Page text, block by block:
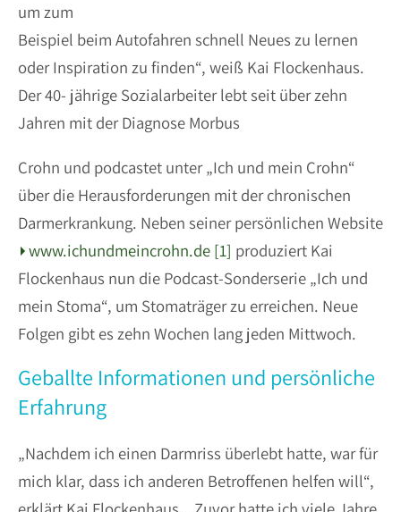
um zum
Beispiel beim Autofahren schnell Neues zu lernen
oder Inspiration zu finden“, weiß Kai Flockenhaus.
Der 40- jährige Sozialarbeiter lebt seit über zehn
Jahren mit der Diagnose Morbus
Crohn und podcastet unter „Ich und mein Crohn“
über die Herausforderungen mit der chronischen
Darmerkrankung. Neben seiner persönlichen Website
www.ichundmeincrohn.de [1] produziert Kai
Flockenhaus nun die Podcast-Sonderserie „Ich und
mein Stoma“, um Stomaträger zu erreichen. Neue
Folgen gibt es zehn Wochen lang jeden Mittwoch.
Geballte Informationen und persönliche
Erfahrung
„Nachdem ich einen Darmriss überlebt hatte, war für
mich klar, dass ich anderen Betroffenen helfen will“,